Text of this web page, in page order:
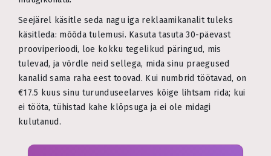
Seejärel käsitle seda nagu iga reklaamikanalit tuleks
käsitleda: mõõda tulemusi. Kasuta tasuta 30-päevast
prooviperioodi, loe kokku tegelikud päringud, mis
tulevad, ja võrdle neid sellega, mida sinu praegused
kanalid sama raha eest toovad. Kui numbrid töötavad, on
€17.5 kuus sinu turunduseelarves kõige lihtsam rida; kui
ei tööta, tühistad kahe klõpsuga ja ei ole midagi
kulutanud.